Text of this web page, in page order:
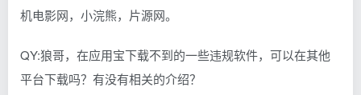
机电影网，小浣熊，片源网。
QY:狼哥，在应用宝下载不到的一些违规软件，可以在其他
平台下载吗？有没有相关的介绍？